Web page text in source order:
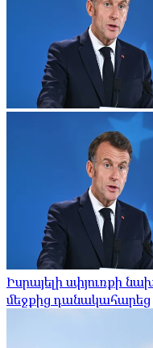
Իսրայելի սփյուռքի
մեջքից դանակահարեց